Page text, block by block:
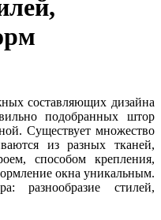
составляющих дизайна
подобранных штор
Существует множество
из разных тканей,
способом крепления,
окна уникальным.